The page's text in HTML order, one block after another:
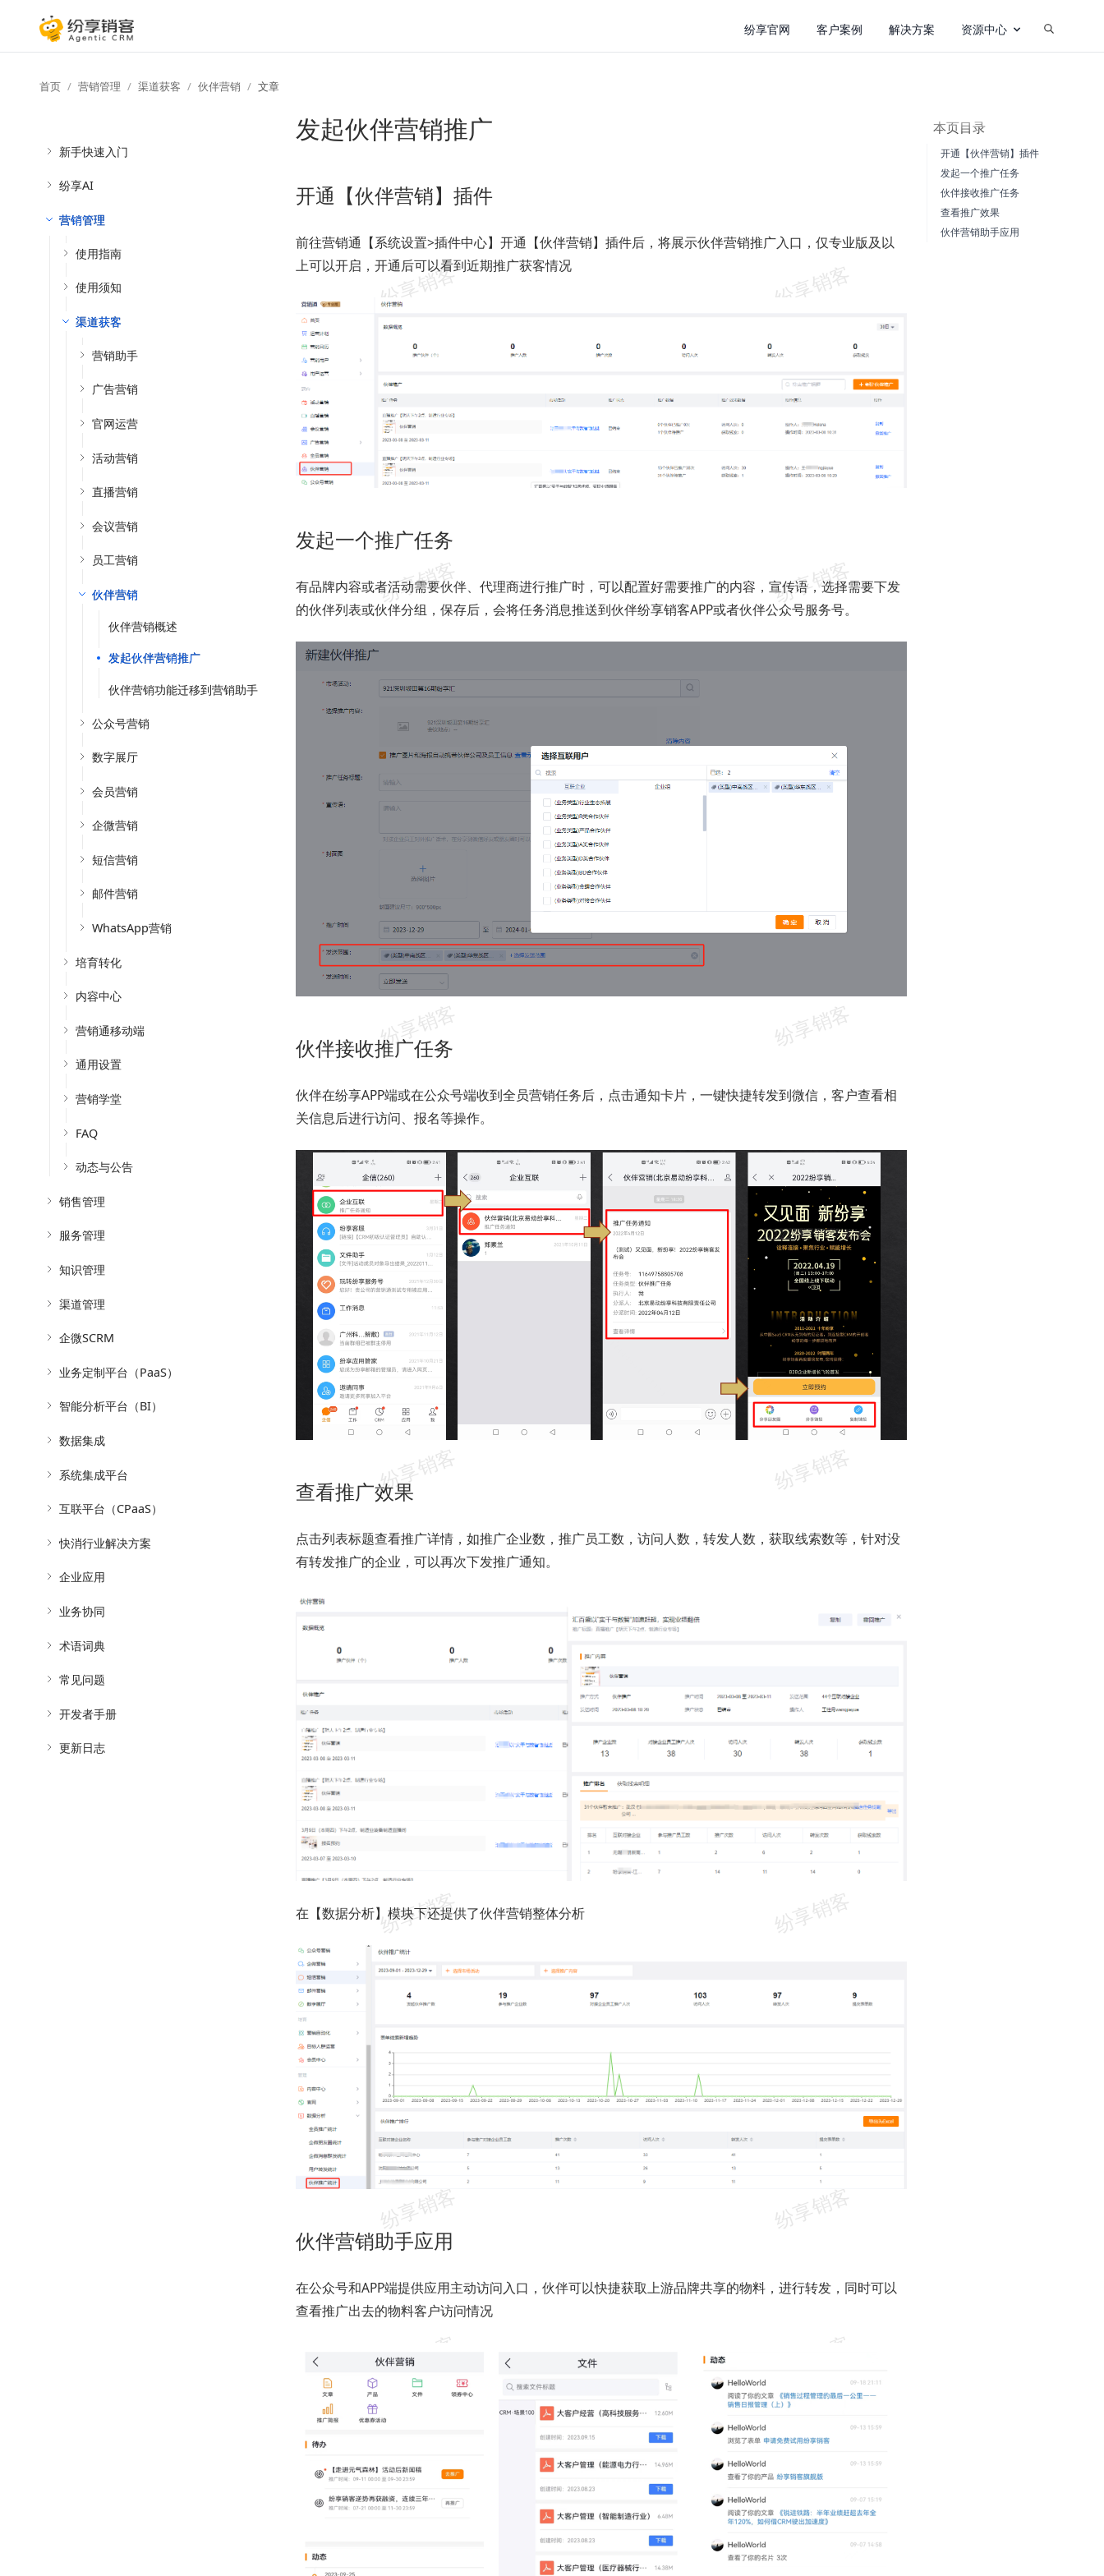
纷享官网 客户案例 解决方案 资源中心
首页 营销管理 渠道获客 伙伴营销 文章
新手快速入门
纷享AI
营销管理
使用指南
使用须知
渠道获客
营销助手
广告营销
官网运营
活动营销
直播营销
会议营销
员工营销
伙伴营销
伙伴营销概述
发起伙伴营销推广
伙伴营销功能迁移到营销助手
公众号营销
数字展厅
会员营销
企微营销
短信营销
邮件营销
WhatsApp营销
培育转化
内容中心
营销通移动端
通用设置
营销学堂
FAQ
动态与公告
销售管理
服务管理
知识管理
渠道管理
企微SCRM
业务定制平台（PaaS）
智能分析平台（BI）
数据集成
系统集成平台
互联平台（CPaaS）
快消行业解决方案
企业应用
业务协同
术语词典
常见问题
开发者手册
更新日志
发起伙伴营销推广
开通【伙伴营销】插件
前往营销通【系统设置>插件中心】开通【伙伴营销】插件后，将展示伙伴营销推广入口，仅专业版及以
上可以开启，开通后可以看到近期推广获客情况
发起一个推广任务
有品牌内容或者活动需要伙伴、代理商进行推广时，可以配置好需要推广的内容，宣传语，选择需要下发
的伙伴列表或伙伴分组，保存后，会将任务消息推送到伙伴纷享销客APP或者伙伴公众号服务号。
伙伴接收推广任务
伙伴在纷享APP端或在公众号端收到全员营销任务后，点击通知卡片，一键快捷转发到微信，客户查看相
关信息后进行访问、报名等操作。
查看推广效果
点击列表标题查看推广详情，如推广企业数，推广员工数，访问人数，转发人数，获取线索数等，针对没
有转发推广的企业，可以再次下发推广通知。
在【数据分析】模块下还提供了伙伴营销整体分析
伙伴营销助手应用
在公众号和APP端提供应用主动访问入口，伙伴可以快捷获取上游品牌共享的物料，进行转发，同时可以
查看推广出去的物料客户访问情况
本页目录
开通【伙伴营销】插件
发起一个推广任务
伙伴接收推广任务
查看推广效果
伙伴营销助手应用